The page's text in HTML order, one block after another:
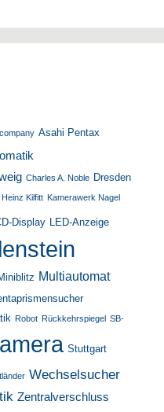
Asahi Pentax
Charles A. Noble Dresden
Heinz Kilfitt Kamerawerk Nagel
Display LED-Anzeige
Multiautomat
Robot Rückkehrspiegel SB-
Stuttgart
Wechselsucher
Zentralverschluss